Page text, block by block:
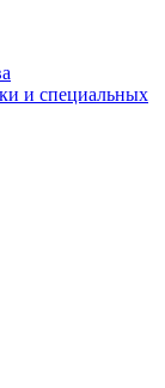
и специальных